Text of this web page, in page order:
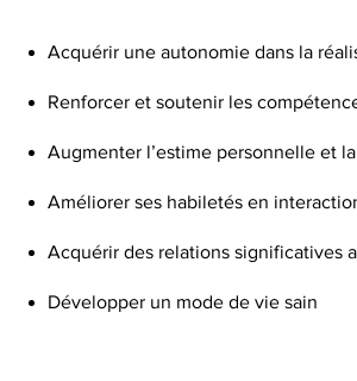
Acquérir une autonomie dans la
Renforcer et soutenir les
Augmenter l’estime personnelle et
Améliorer ses habiletés en
Acquérir des relations significatives
Développer un mode de vie sain